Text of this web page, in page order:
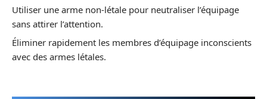
Utiliser une arme non-létale pour neutraliser l’équipage
sans attirer l’attention.
Éliminer rapidement les membres d’équipage inconscients
avec des armes létales.